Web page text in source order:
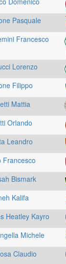
Pasquale
Francesco
Lorenzo
Filippo
Mattia
Orlando
Leandro
Francesco
Bismark
Kalifa
Heatley Kayro
Michele
Claudio